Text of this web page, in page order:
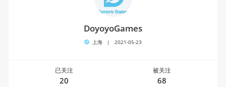
DoyoyoGames
上海 | 2021-05-23
已关注
20
被关注
68